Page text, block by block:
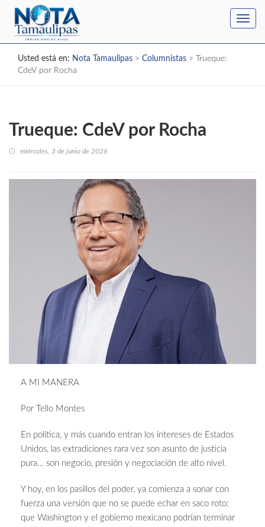
Usted está en: Nota Tamaulipas > Columnistas >
Trueque:
CdeV por Rocha
Trueque: CdeV por Rocha
miércoles, 3 de junio de 2026
A MI MANERA
Por Tello Montes
En política, y más cuando entran los intereses de Estados
Unidos, las extradiciones rara vez son asunto de justicia
pura… son negocio, presión y negociación de alto nivel.
Y hoy, en los pasillos del poder, ya comienza a sonar con
fuerza una versión que no se puede echar en saco roto:
que Washington y el gobierno mexicano podrían terminar